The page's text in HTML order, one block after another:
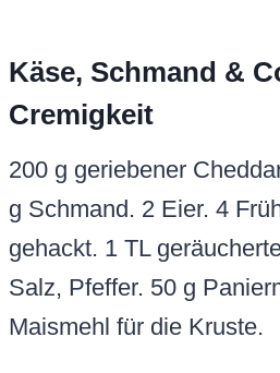
Käse, Schmand &
Cremigkeit
200 g geriebener
g Schmand. 2 Eier. 4
gehackt. 1 TL
Salz, Pfeffer. 50 g
Maismehl für die Kruste.